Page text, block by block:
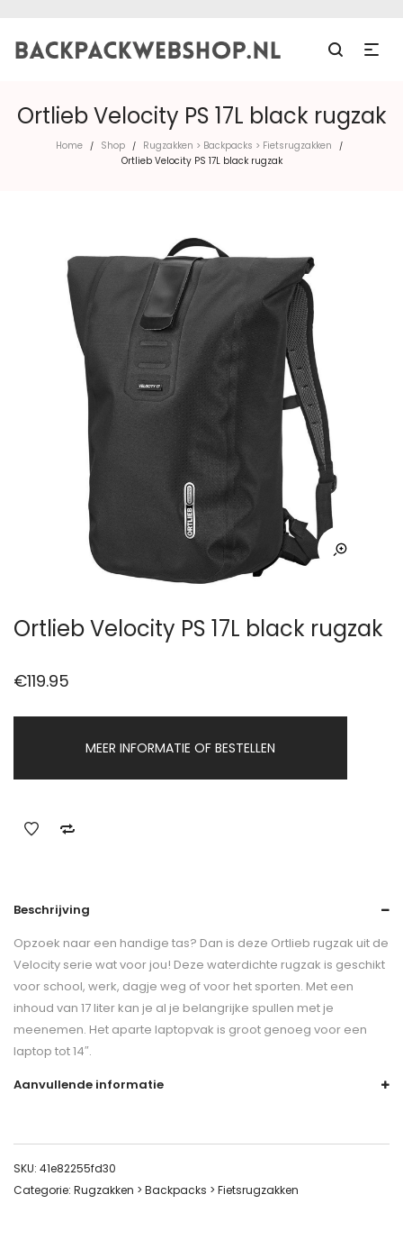
Ortlieb Velocity PS 17L black rugzak
Home / Shop / Rugzakken > Backpacks > Fietsrugzakken /
Ortlieb Velocity PS 17L black rugzak
Ortlieb Velocity PS 17L black rugzak
€119.95
MEER INFORMATIE OF BESTELLEN
Beschrijving
Opzoek naar een handige tas? Dan is deze Ortlieb rugzak uit de
Velocity serie wat voor jou! Deze waterdichte rugzak is geschikt
voor school, werk, dagje weg of voor het sporten. Met een
inhoud van 17 liter kan je al je belangrijke spullen met je
meenemen. Het aparte laptopvak is groot genoeg voor een
laptop tot 14″.
Aanvullende informatie
SKU: 41e82255fd30
Categorie: Rugzakken > Backpacks > Fietsrugzakken